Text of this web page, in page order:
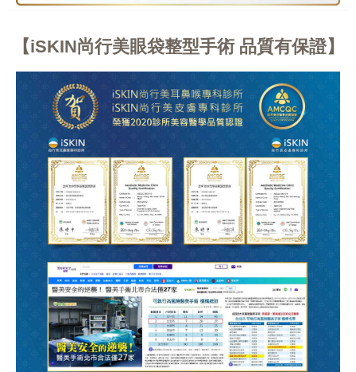
iSKIN尚行美眼袋整型手術 品質有保證